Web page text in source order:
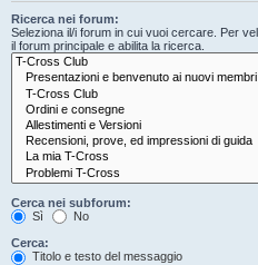
Ricerca nei forum:
Seleziona il/i forum in cui vuoi cercare. Per
il forum principale e abilita la ricerca.
Cerca nei subforum:
Sì
No
Cerca:
Titolo e testo del messaggio